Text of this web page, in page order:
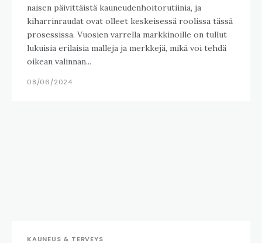
naisen päivittäistä kauneudenhoitorutiinia, ja
kiharrinraudat ovat olleet keskeisessä roolissa tässä
prosessissa. Vuosien varrella markkinoille on tullut
lukuisia erilaisia malleja ja merkkejä, mikä voi tehdä
oikean valinnan...
08/06/2024
KAUNEUS & TERVEYS